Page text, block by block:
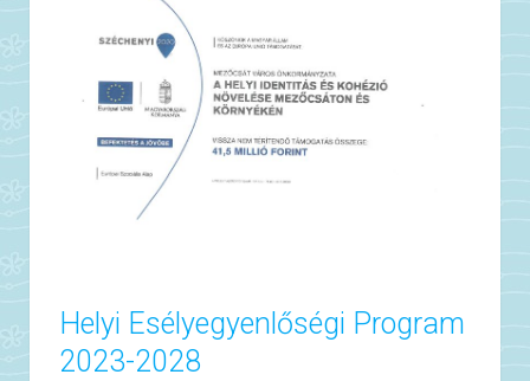
Helyi Esélyegyenlőségi Program
2023-2028